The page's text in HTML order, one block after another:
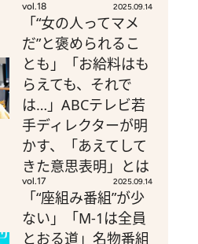
vol.18 2025.09.14
「“女の人ってマメ
だ”と褒められるこ
とも」「お給料はも
らえても、それで
は…」ABCテレビ若
手ディレクターが明
かす、「あえてして
きた意思表明」とは
vol.17 2025.09.14
「“座組み番組”が少
ない」「M-1は全員
とおる道」名物番組